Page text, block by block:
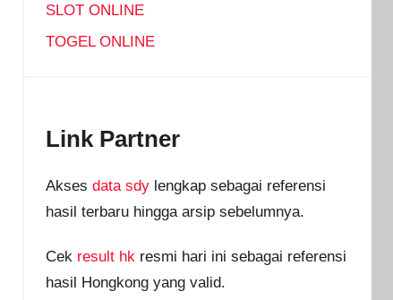
SLOT ONLINE
TOGEL ONLINE
Link Partner
Akses data sdylengkap sebagai referensi
hasil terbaru hingga arsip sebelumnya.
Cek result hkresmi hari ini sebagai referensi
hasil Hongkong yang valid.